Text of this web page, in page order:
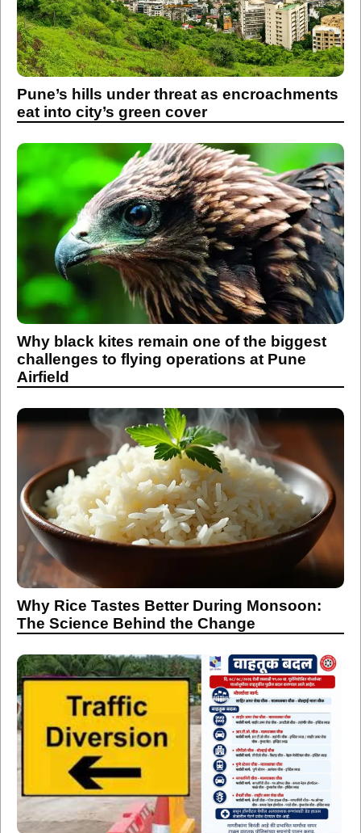
Pune’s hills under threat as encroachments
eat into city’s green cover
Why black kites remain one of the biggest
challenges to flying operations at Pune
Airfield
Why Rice Tastes Better During Monsoon:
The Science Behind the Change